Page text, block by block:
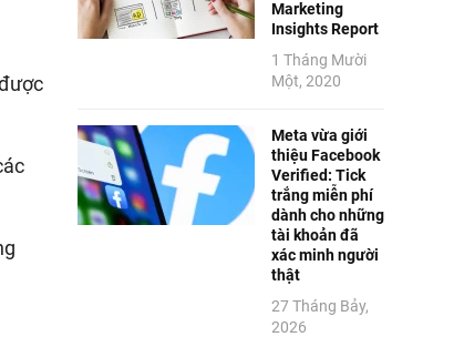
Marketing
Insights Report
1 Tháng Mười
Một, 2020
Meta vừa giới
thiệu Facebook
Verified: Tick
trắng miễn phí
dành cho những
tài khoản đã
xác minh người
thật
27 Tháng Bảy,
2026